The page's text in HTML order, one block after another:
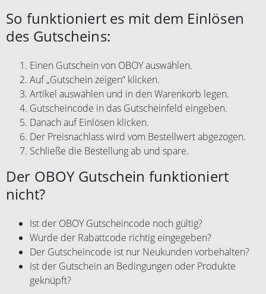
So funktioniert es mit dem Einlösen
des Gutscheins:
Einen Gutschein von OBOY auswählen.
Auf „Gutschein zeigen“ klicken.
Artikel auswählen und in den Warenkorb legen.
Gutscheincode in das Gutscheinfeld eingeben.
Danach auf Einlösen klicken.
Der Preisnachlass wird vom Bestellwert abgezogen.
Schließe die Bestellung ab und spare.
Der OBOY Gutschein funktioniert
nicht?
Ist der OBOY Gutscheincode noch gültig?
Wurde der Rabattcode richtig eingegeben?
Der Gutscheincode ist nur Neukunden vorbehalten?
Ist der Gutschein an Bedingungen oder Produkte
geknüpft?